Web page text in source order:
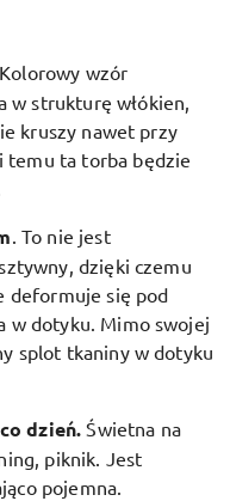
Kolorowy wzór
w strukturę włókien,
kruszy nawet przy
temu ta torba będzie
To nie jest
dzięki czemu
deformuje się pod
w dotyku. Mimo swojej
splot tkaniny w dotyku
dzień. Świetna na
piknik. Jest
pojemna.